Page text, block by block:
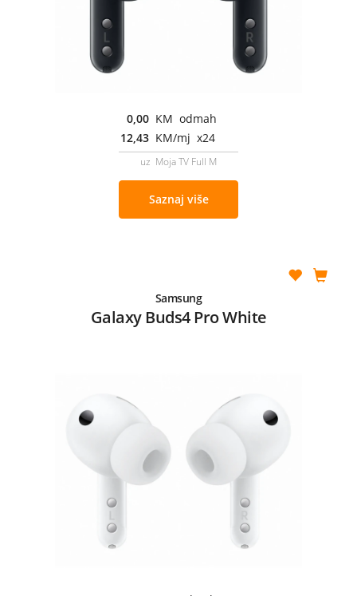
0,00 KM odmah
12,43 KM/mj x24
uz Moja TV Full M
Saznaj više
Samsung
Galaxy Buds4 Pro White